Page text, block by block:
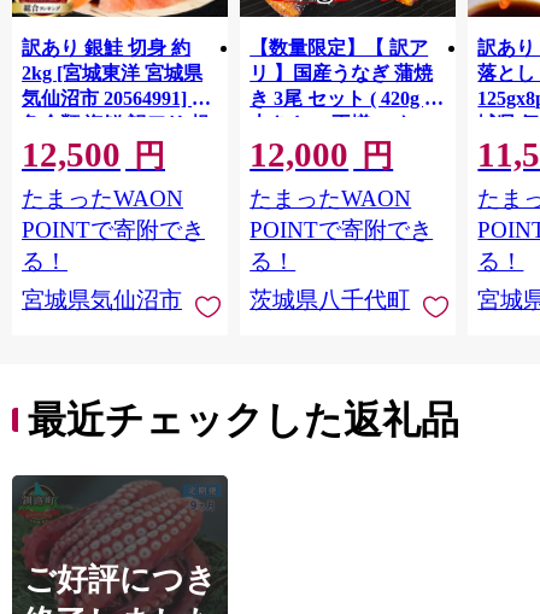
訳あり 銀鮭 切身 約
2kg [宮城東洋 宮城県
気仙沼市 20564991] 鮭
魚介類 海鮮 訳アリ 規
格外 不揃い さけ サケ
鮭切身 シャケ 切り身
冷凍 家庭用 おかず 弁
当 支援 サーモン 銀鮭
切り身 魚 わけあり
12,500 円
たまったWAON
POINTで寄附でき
る！
宮城県気仙沼市
【数量限定】【 訳ア
リ 】国産うなぎ 蒲焼
き 3尾 セット ( 420g )
大きさ の不揃い タ
レ・山椒付き ウナギ
鰻 ふぞろい 不揃い う
な重 ひつまぶし 人気
茨城 八千代町 ふるさ
と納税 冷凍 [SF951ya]
12,000 円
たまったWAON
POINTで寄附でき
る！
茨城県八千代町
訳あり
落とし
城県
お刺し
生 生
鮭 銀
介
たま
る！
宮城
最近チェックした返礼品
ご好評につき